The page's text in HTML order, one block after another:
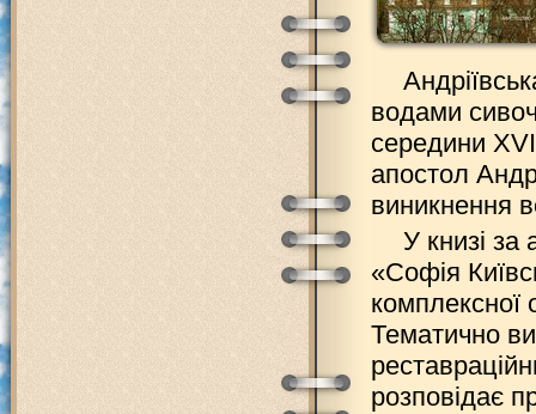
водами
середини
апостол
виникнення
У книзі за
«Софія
комплексної
Тематично
розповідає